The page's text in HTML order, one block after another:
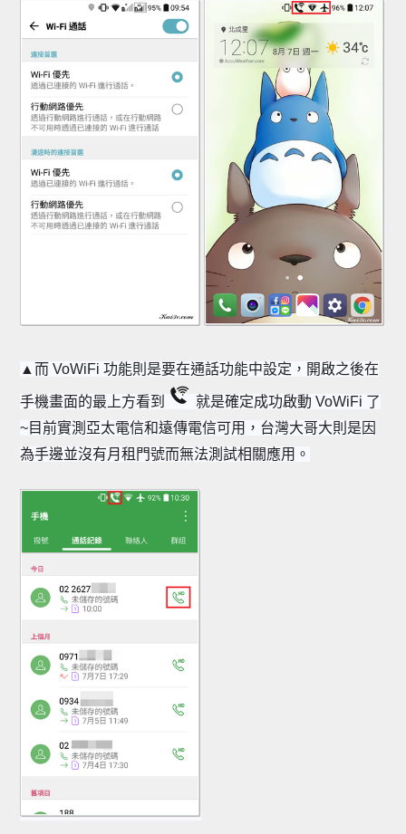
▲而 VoWiFi 功能則是要在通話功能中設定，開啟之後在
手機畫面的最上方看到 就是確定成功啟動 VoWiFi 了
~目前實測亞太電信和遠傳電信可用，台灣大哥大則是因
為手邊並沒有月租門號而無法測試相關應用。